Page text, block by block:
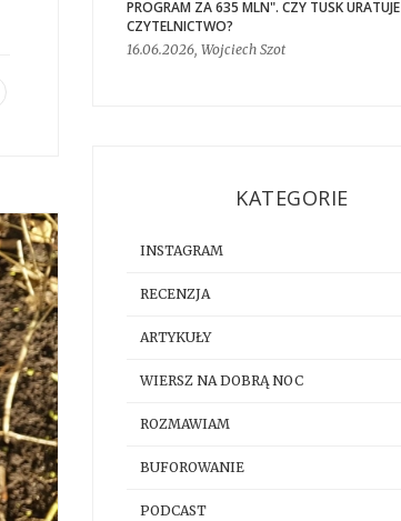
PROGRAM ZA 635 MLN". CZY TUSK URATUJE
CZYTELNICTWO?
16.06.2026, Wojciech Szot
KATEGORIE
INSTAGRAM
RECENZJA
ARTYKUŁY
WIERSZ NA DOBRĄ NOC
ROZMAWIAM
BUFOROWANIE
PODCAST